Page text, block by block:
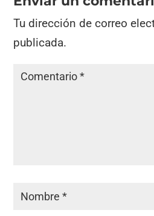
Tu dirección de correo
publicada.